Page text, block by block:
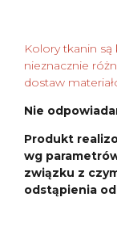
Kolory tkanin
nieznacznie
dostaw
Nie
Produkt
wg
związku z
odstąpienia